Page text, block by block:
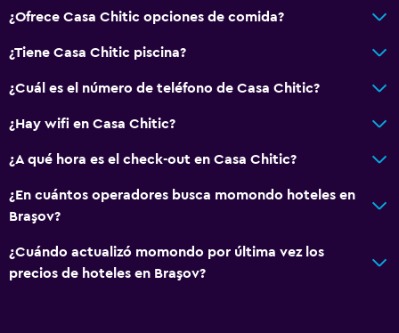
TV de pantalla plana
Accesibilidad y adecuación
Hipoalergénico
Secador de pelo
¿Ofrece Casa Chitic opciones de comida?
¿Tiene Casa Chitic piscina?
¿Cuál es el número de teléfono de Casa Chitic?
¿Hay wifi en Casa Chitic?
¿A qué hora es el check-out en Casa Chitic?
¿En cuántos operadores busca momondo hoteles en
Braşov?
¿Cuándo actualizó momondo por última vez los
precios de hoteles en Braşov?